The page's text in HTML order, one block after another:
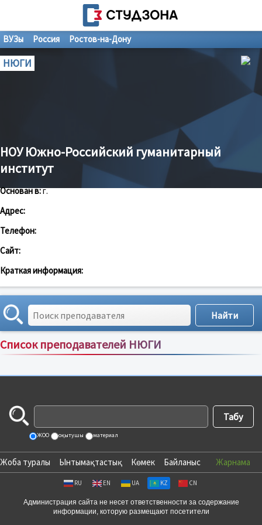
ВУЗы Россия Ростов-на-Дону
НЮГИ
НОУ Южно-Российский гуманитарный
институт
Основан в:г.
Адрес:
Телефон:
Сайт:
Краткая информация:
Список преподавателей НЮГИ
Сортировка по:имени;рейтингу;отзывам
ЖОО оқытушы материал
Жоба туралы Ынтымақтастық Көмек Байланыс Жарнама
RU EN UA KZ CN
Администрация сайта не несет ответственности за содержание
информации, которую размещают посетители